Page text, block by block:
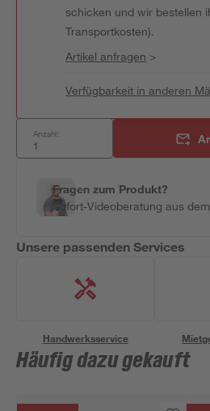
schicken und wir bestellen
Transportkosten).
Artikel anfragen >
Verfügbarkeit in anderen
Anzahl:
Fragen zum Produkt?
Sofort-Videoberatung aus
Unsere passenden Services
Handwerksservice
Häufig dazu gekauft